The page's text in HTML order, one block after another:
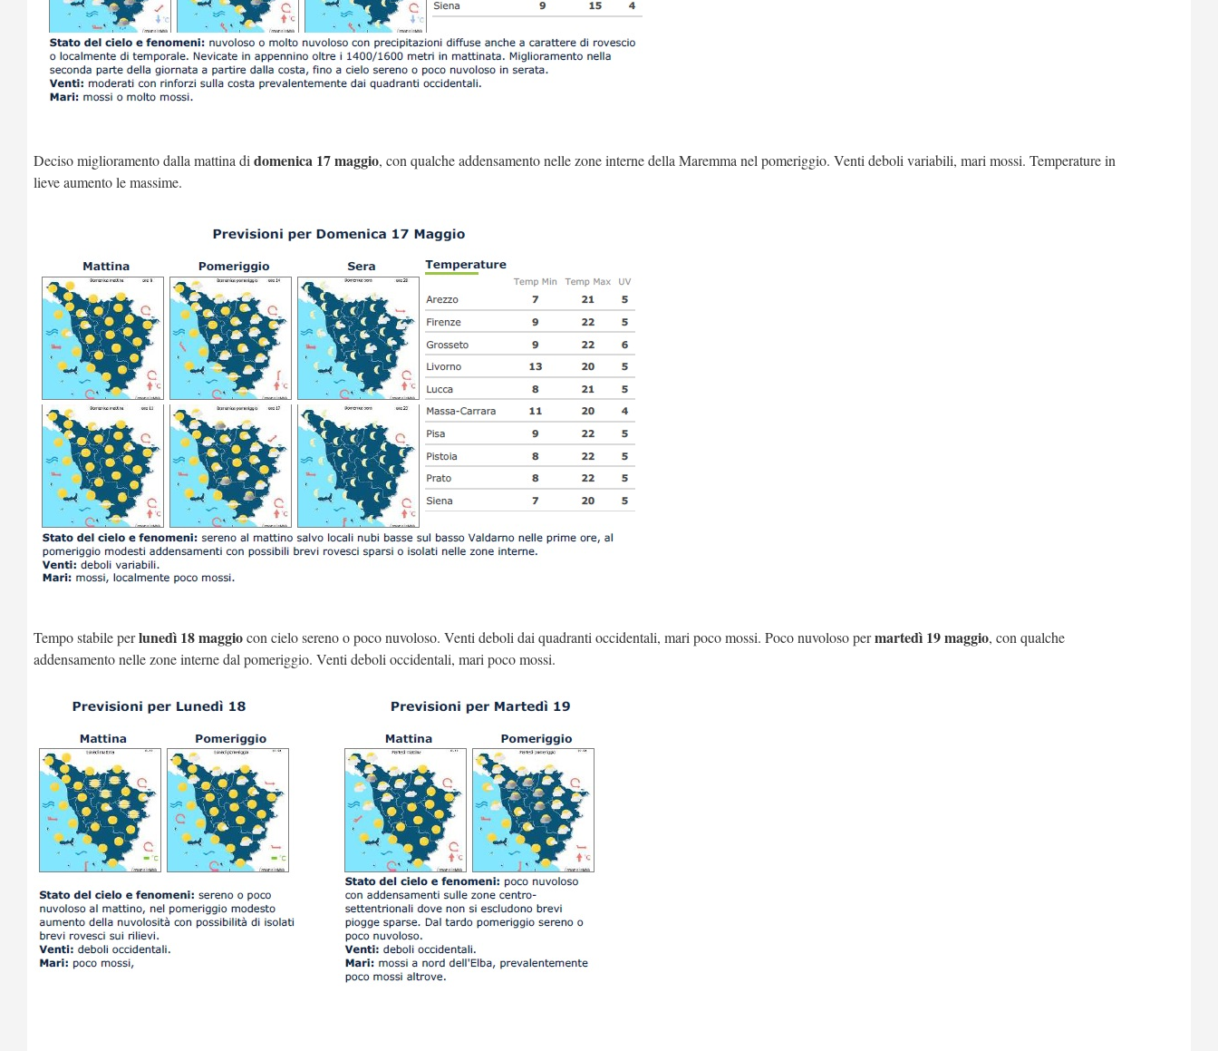
Deciso miglioramento dalla mattina di domenica 17 maggio, con qualche addensamento nelle zone interne della Maremma nel pomeriggio. Venti deboli variabili, mari mossi. Temperature in
lieve aumento le massime.
Tempo stabile perlunedì 18 maggiocon cielo sereno o poco nuvoloso. Venti deboli dai quadranti occidentali, mari poco mossi. Poco nuvoloso permartedì 19 maggio, con qualche
addensamento nelle zone interne dal pomeriggio. Venti deboli occidentali, mari poco mossi.